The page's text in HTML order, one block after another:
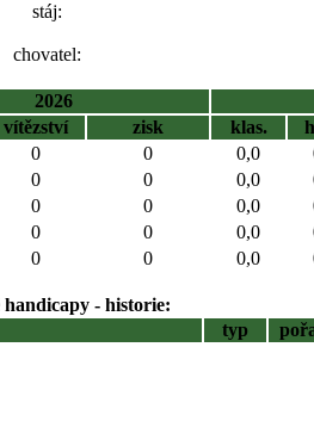
stáj:
chovatel:
2026
vítězství zisk klas.
0 0 0,0
0 0 0,0
0 0 0,0
0 0 0,0
0 0 0,0
handicapy - historie:
typ